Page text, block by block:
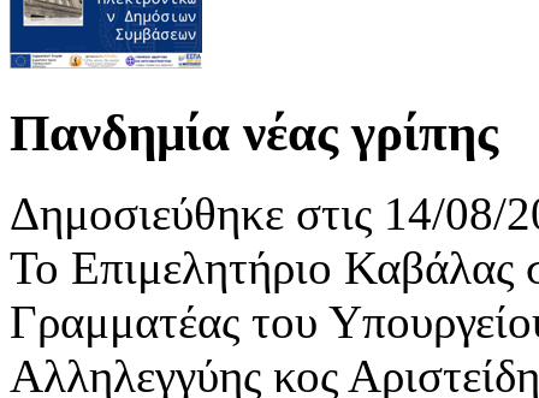
Πανδημία νέας γρίπης
Δημοσιεύθηκε στις 14/08/
Το Επιμελητήριο Καβάλας
Γραμματέας του
Αλληλεγγύης κος